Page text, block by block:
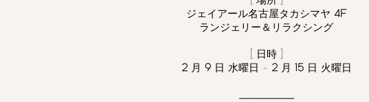
ジェイアール名古屋タカシマヤ 4F
ランジェリー＆リラクシング
[ 日時 ]
2 月 9 日 水曜日 - 2 月 15 日 火曜日